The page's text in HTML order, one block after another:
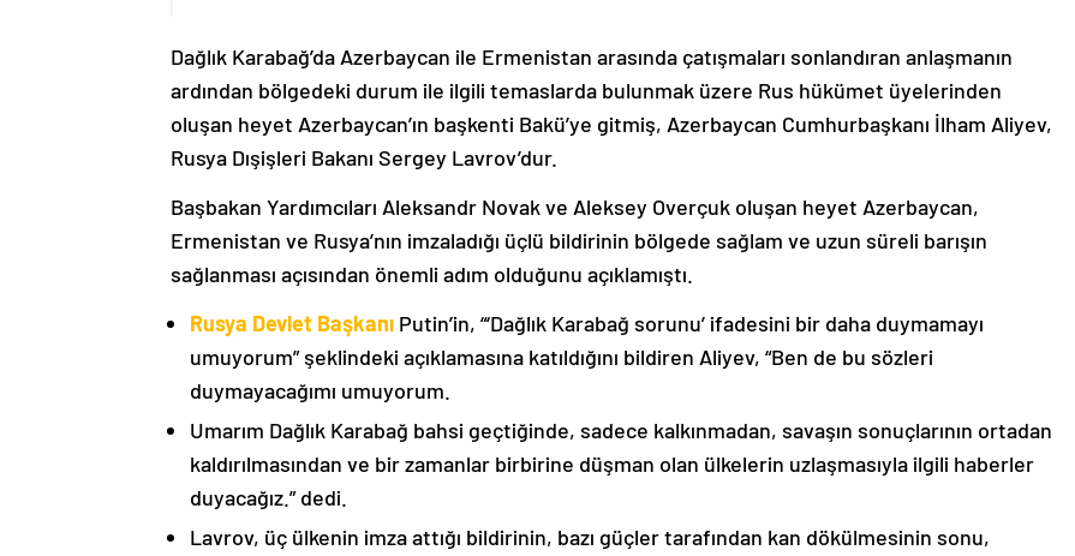
Dağlık Karabağ’da Azerbaycan ile Ermenistan arasında çatışmaları sonlandıran anlaşmanın
ardından bölgedeki durum ile ilgili temaslarda bulunmak üzere Rus hükümet üyelerinden
oluşan heyet Azerbaycan’ın başkenti Bakü’ye gitmiş, Azerbaycan Cumhurbaşkanı İlham Aliyev,
Rusya Dışişleri Bakanı Sergey Lavrov’dur.
Başbakan Yardımcıları Aleksandr Novak ve Aleksey Overçuk oluşan heyet Azerbaycan,
Ermenistan ve Rusya’nın imzaladığı üçlü bildirinin bölgede sağlam ve uzun süreli barışın
sağlanması açısından önemli adım olduğunu açıklamıştı.
Rusya Devlet Başkanı Putin’in, “‘Dağlık Karabağ sorunu’ ifadesini bir daha duymamayı
umuyorum” şeklindeki açıklamasına katıldığını bildiren Aliyev, “Ben de bu sözleri
duymayacağımı umuyorum.
Umarım Dağlık Karabağ bahsi geçtiğinde, sadece kalkınmadan, savaşın sonuçlarının ortadan
kaldırılmasından ve bir zamanlar birbirine düşman olan ülkelerin uzlaşmasıyla ilgili haberler
duyacağız.” dedi.
Lavrov, üç ülkenin imza attığı bildirinin, bazı güçler tarafından kan dökülmesinin sonu,